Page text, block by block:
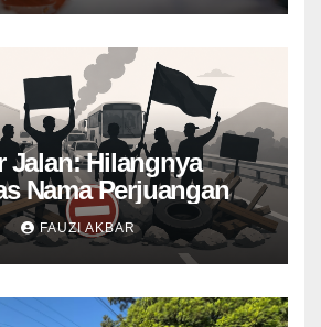
Jalan: Hilangnya
Nama Perjuangan
FAUZI AKBAR